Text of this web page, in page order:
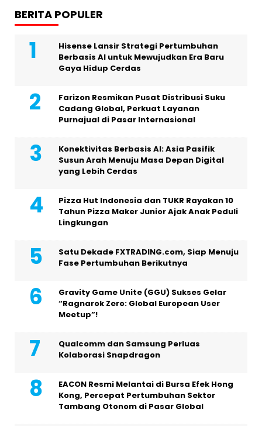
BERITA POPULER
Hisense Lansir Strategi Pertumbuhan
Berbasis AI untuk Mewujudkan Era Baru
Gaya Hidup Cerdas
Farizon Resmikan Pusat Distribusi Suku
Cadang Global, Perkuat Layanan
Purnajual di Pasar Internasional
Konektivitas Berbasis AI: Asia Pasifik
Susun Arah Menuju Masa Depan Digital
yang Lebih Cerdas
Pizza Hut Indonesia dan TUKR Rayakan 10
Tahun Pizza Maker Junior Ajak Anak Peduli
Lingkungan
Satu Dekade FXTRADING.com, Siap Menuju
Fase Pertumbuhan Berikutnya
Gravity Game Unite (GGU) Sukses Gelar
“Ragnarok Zero: Global European User
Meetup”!
Qualcomm dan Samsung Perluas
Kolaborasi Snapdragon
EACON Resmi Melantai di Bursa Efek Hong
Kong, Percepat Pertumbuhan Sektor
Tambang Otonom di Pasar Global